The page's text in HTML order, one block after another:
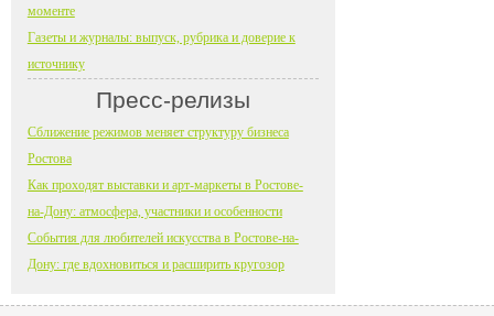
моменте
Газеты и журналы: выпуск, рубрика и доверие к
источнику
Пресс-релизы
Сближение режимов меняет структуру бизнеса
Ростова
Как проходят выставки и арт-маркеты в Ростове-
на-Дону: атмосфера, участники и особенности
События для любителей искусства в Ростове-на-
Дону: где вдохновиться и расширить кругозор